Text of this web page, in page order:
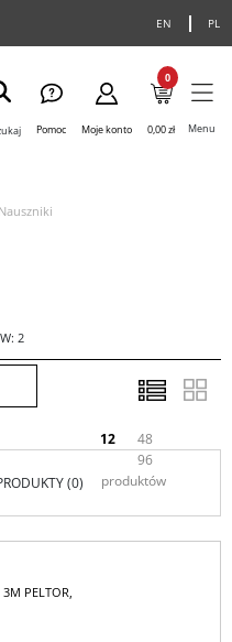
EN PL
Pomoc Moje konto
0
0,00 zł Menu
Nauszniki
2
12
48
96
produktów
(0)
PELTOR,